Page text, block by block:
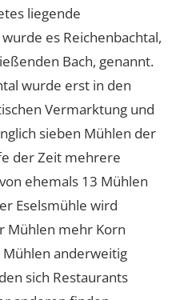
liegende
es Reichenbachtal,
Bach, genannt.
wurde erst in den
Vermarktung und
sieben Mühlen der
der Zeit mehrere
ehemals 13 Mühlen
Eselsmühle wird
Mühlen mehr Korn
anderweitig
sich Restaurants